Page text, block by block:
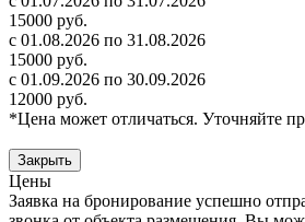
15000 руб.
с 01.08.2026 по 31.08.2026
15000 руб.
с 01.09.2026 по 30.09.2026
12000 руб.
*Цена может отличаться. Уточняйте
Закрыть
Цены
Заявка на бронирование успешно